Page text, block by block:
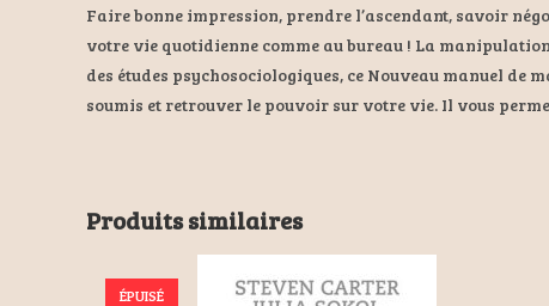
Faire bonne impression, prendre l’ascendant, savoir
votre vie quotidienne comme au bureau ! La
des études psychosociologiques, ce Nouveau manuel
soumis et retrouver le pouvoir sur votre vie. Il vous
Produits similaires
ÉPUISÉ